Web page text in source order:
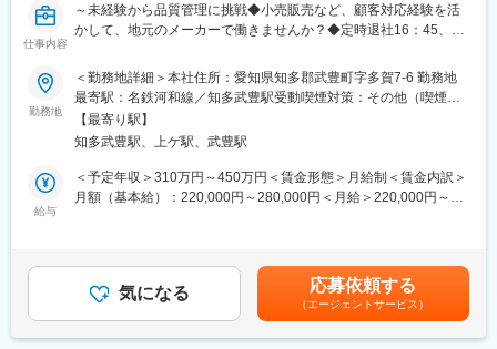
・関連部署と協力しながら協力会社とDXシステムの構築を進めて
いきます。
★担当の製造部署と協力し、より良い設備計画を立案、実行し、
生産性向上に寄与していただきます。
※各々に任せる風土で裁量は大きく、雰囲気としてはベテラン社員
から若手社員が議論や調整をしており、活気のある職場です。
・出張：半年～年1年に1回程度
・有給取得率：79.1％※有給取得もしやすい環境です。
◆配属部署：
仕事内容
～未経験から品質管理に挑戦◆小売販売など、顧客対応経験を活
かして、地元のメーカーで働きませんか？◆定時退社16：45、残
■概要：
当社が製造する電装用コネクターやコントロールワイヤーに関す
る品質維持管理、不具合対応を担当していただきます。
管理業務と顧客対応が職務内容となります。
■担当業務：
・部品及び製品の品質維持に関する管理業務
（製造部門の班長など）
・品質不具合対応業務
勤務地
＜勤務地詳細＞本社住所：愛知県知多郡武豊町字多賀7-6 勤務地
最寄駅：名鉄河和線／知多武豊駅受動喫煙対策：その他（喫煙専
用エリア設置）変更の範囲：無
【最寄り駅】
知多武豊駅、上ゲ駅、武豊駅
給与
＜予定年収＞310万円～450万円＜賃金形態＞月給制＜賃金内訳＞
月額（基本給）：220,000円～280,000円＜月給＞220,000円～
気になる 応募依頼する
（エージェントサービス）